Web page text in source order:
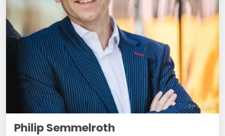
© PFAU_291591
Philip Semmelroth